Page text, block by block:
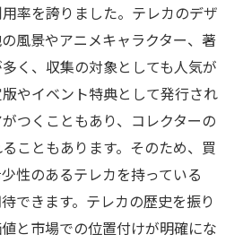
頼関係を築く方法
相場を事前に調べて交渉力を
相場を把握する重要性
るための効果的な方法
有の相場傾向を理解する
が価格に与える影響
渉を有利にする理由
率を誇りました。テレカのデザ
風景やアニメキャラクター、著
く、収集の対象としても人気が
やイベント特典として発行され
つくこともあり、コレクターの
こともあります。そのため、買
性のあるテレカを持っている
できます。テレカの歴史を振り
と市場での位置付けが明確にな